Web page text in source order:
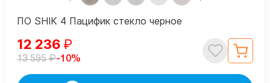
ПО SHIK 4 Пацифик стекло черное
12 236 ₽
13 595₽-10%